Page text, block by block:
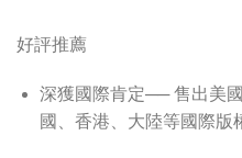
好評推薦
深獲國際肯定── 售出美
國、香港、大陸等國際版